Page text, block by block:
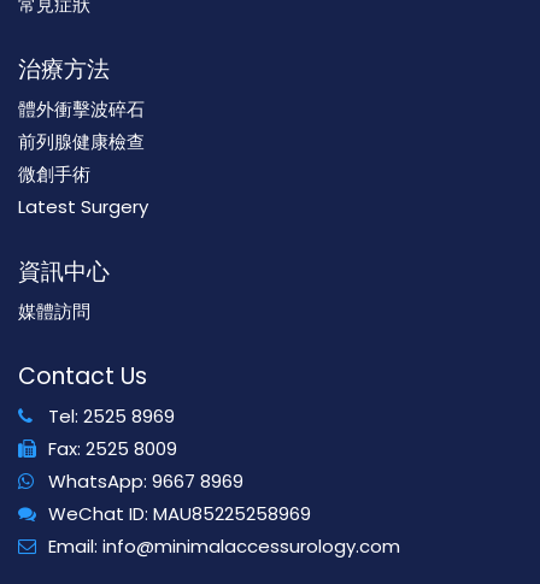
治療方法
體外衝擊波碎石
前列腺健康檢查
微創手術
Latest Surgery
資訊中心
媒體訪問
Contact Us
Tel: 2525 8969
Fax: 2525 8009
WhatsApp: 9667 8969
WeChat ID: MAU85225258969
Email: info@minimalaccessurology.com